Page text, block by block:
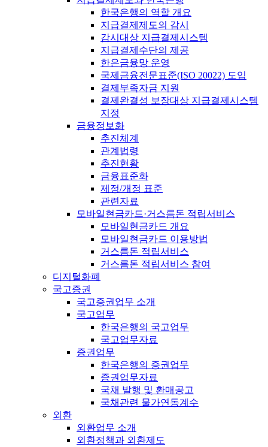
한국은행의 역할 개요
지급결제제도의 감시
감시대상 지급결제시스템
지급결제수단의 제공
한은금융망 운영
국제금융전문표준(ISO 20022) 도입
결제부족자금 지원
결제완결성 보장대상 지급결제시스템
지정
금융정보화
추진체계
관계법령
추진현황
금융표준화
제정/개정 표준
관련자료
모바일현금카드·거스름돈 적립서비스
모바일현금카드 개요
모바일현금카드 이용방법
거스름돈 적립서비스
거스름돈 적립서비스 참여
디지털화폐
국고증권
국고증권업무 소개
국고업무
한국은행의 국고업무
국고업무자료
증권업무
한국은행의 증권업무
증권업무자료
국채 발행 및 환매공고
국채관련 물가연동계수
외환
외환업무 소개
외환정책과 외환제도